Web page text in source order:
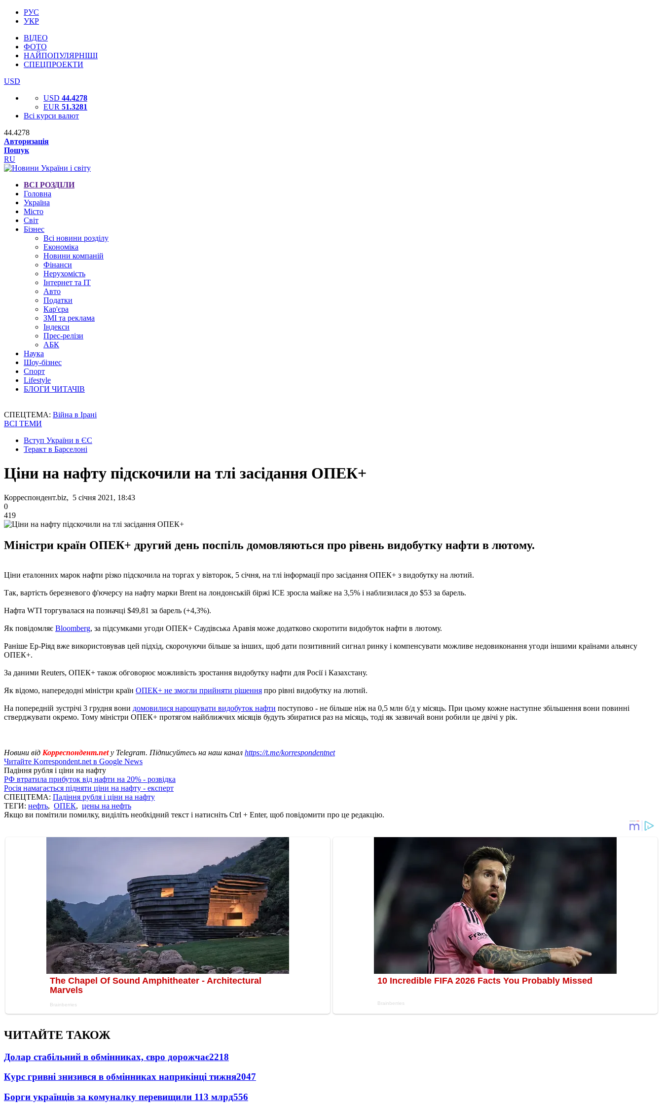
РУС
УКР
ВІДЕО
ФОТО
НАЙПОПУЛЯРНІШІ
СПЕЦПРОЕКТИ
USD
USD 44.4278
EUR 51.3281
Всі курси валют
44.4278
Авторизація
Пошук
RU
ВСІ РОЗДІЛИ
Головна
Україна
Місто
Світ
Бізнес
Всі новини розділу
Економіка
Новини компаній
Фінанси
Нерухомість
Інтернет та IT
Авто
Податки
Кар'єра
ЗМІ та реклама
Індекси
Прес-релізи
АБК
Наука
Шоу-бізнес
Спорт
Lifestyle
БЛОГИ ЧИТАЧІВ
СПЕЦТЕМА: Війна в Ірані
ВСІ ТЕМИ
Вступ України в ЄС
Теракт в Барселоні
Ціни на нафту підскочили на тлі засідання ОПЕК+
Корреспондент.biz, 5 січня 2021, 18:43
0
419
Міністри країн ОПЕК+ другий день поспіль домовляються про рівень видобутку нафти в лютому.
Ціни еталонних марок нафти різко підскочила на торгах у вівторок, 5 січня, на тлі інформації про засідання ОПЕК+ з видобутку на лютий.
Так, вартість березневого ф'ючерсу на нафту марки Brent на лондонській біржі ICE зросла майже на 3,5% і наблизилася до $53 за барель.
Нафта WTI торгувалася на позначці $49,81 за барель (+4,3%).
Як повідомляє Bloomberg, за підсумками угоди ОПЕК+ Саудівська Аравія може додатково скоротити видобуток нафти в лютому.
Раніше Ер-Ріяд вже використовував цей підхід, скорочуючи більше за інших, щоб дати позитивний сигнал ринку і компенсувати можливе недовиконання угоди іншими країнами альянсу
ОПЕК+.
За даними Reuters, ОПЕК+ також обговорює можливість зростання видобутку нафти для Росії і Казахстану.
Як відомо, напередодні міністри країн ОПЕК+ не змогли прийняти рішення про рівні видобутку на лютий.
На попередній зустрічі 3 грудня вони домовилися нарощувати видобуток нафти поступово - не більше ніж на 0,5 млн б/д у місяць. При цьому кожне наступне збільшення вони повинні
стверджувати окремо. Тому міністри ОПЕК+ протягом найближчих місяців будуть збиратися раз на місяць, тоді як зазвичай вони робили це двічі у рік.
Новини від Корреспондент.netу Telegram. Підписуйтесь на наш канал https://t.me/korrespondentnet
Читайте Korrespondent.net в Google News
Падіння рубля і ціни на нафту
РФ втратила прибуток від нафти на 20% - розвідка
Росія намагається підняти ціни на нафту - експерт
СПЕЦТЕМА: Падіння рубля і ціни на нафту
ТЕГИ: нефть, ОПЕК, цены на нефть
Якщо ви помітили помилку, виділіть необхідний текст і натисніть Ctrl + Enter, щоб повідомити про це редакцію.
ЧИТАЙТЕ ТАКОЖ
Долар стабільний в обмінниках, євро дорожчає2218
Курс гривні знизився в обмінниках наприкінці тижня2047
Борги українців за комуналку перевищили 113 млрд556